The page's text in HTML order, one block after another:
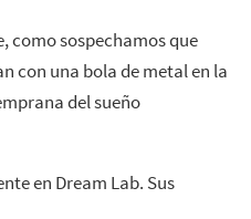
como sospechamos que
con una bola de metal en la
del sueño
en Dream Lab. Sus